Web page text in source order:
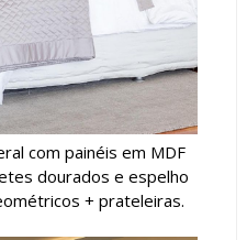
com painéis em MDF
dourados e espelho
+ prateleiras.